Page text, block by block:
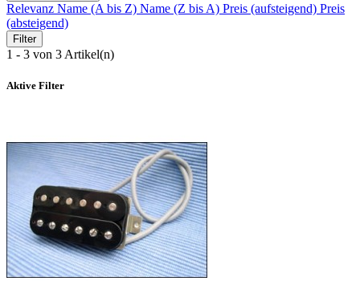
Relevanz Name (A bis Z) Name (Z bis A) Preis (aufsteigend) Preis
(absteigend)
Filter
1 - 3 von 3 Artikel(n)
Aktive Filter